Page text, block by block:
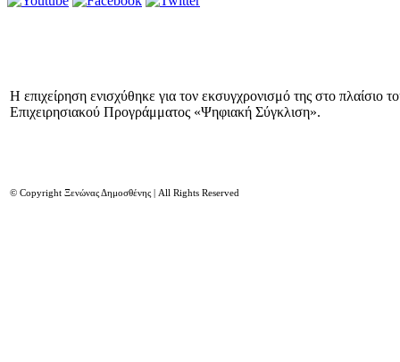
Η επιχείρηση ενισχύθηκε για τον εκσυγχρονισμό της στο πλαίσιο
Επιχειρησιακού Προγράμματος «Ψηφιακή Σύγκλιση».
© Copyright Ξενώνας Δημοσθένης | All Rights Reserved